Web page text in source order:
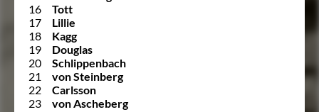
16
Tott
17
Lillie
18
Kagg
19
Douglas
20
Schlippenbach
21
von Steinberg
22
Carlsson
23
von Ascheberg